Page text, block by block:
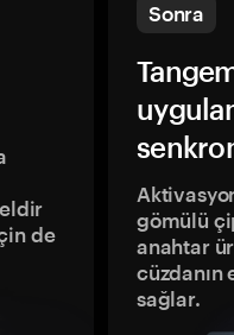
de
Sonra
gömülü
anahtar
sağlar.